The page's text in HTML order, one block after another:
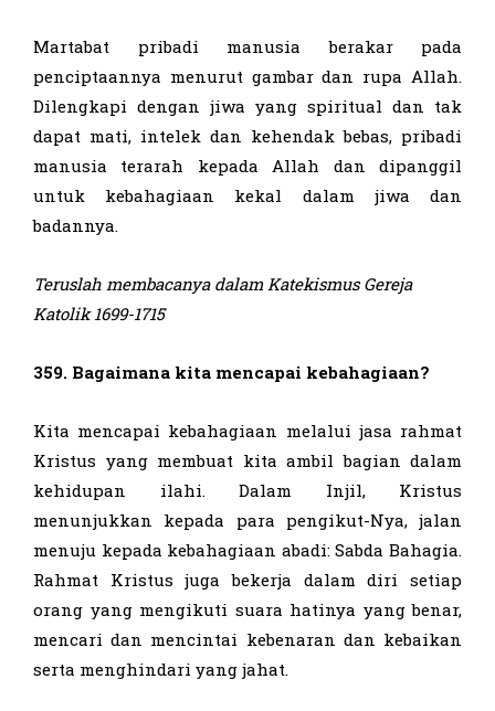
Martabat pribadi manusia berakar pada
penciptaannya menurut gambar dan rupa Allah.
Dilengkapi dengan jiwa yang spiritual dan tak
dapat mati, intelek dan kehendak bebas, pribadi
manusia terarah kepada Allah dan dipanggil
untuk kebahagiaan kekal dalam jiwa dan
badannya.
Teruslah membacanya dalam Katekismus Gereja
Katolik 1699-1715
359. Bagaimana kita mencapai kebahagiaan?
Kita mencapai kebahagiaan melalui jasa rahmat
Kristus yang membuat kita ambil bagian dalam
kehidupan ilahi. Dalam Injil, Kristus
menunjukkan kepada para pengikut-Nya, jalan
menuju kepada kebahagiaan abadi: Sabda Bahagia.
Rahmat Kristus juga bekerja dalam diri setiap
orang yang mengikuti suara hatinya yang benar,
mencari dan mencintai kebenaran dan kebaikan
serta menghindari yang jahat.